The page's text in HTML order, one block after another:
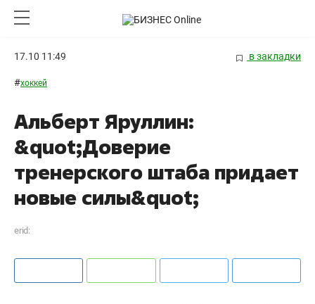
17.10 11:49 в закладки
#хоккей
Альберт Яруллин:
&quot;Доверие
тренерского штаба придает
новые силы&quot;
erid: